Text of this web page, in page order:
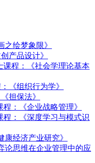
之绘梦象限》
产品设计》
课程：《社会学理论基本
《组织行为学》
担保法》
：《企业战略管理》
程：《深度学习与模式识
康经济产业研究》
论思维在企业管理中的应